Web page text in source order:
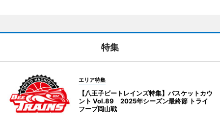
特集
エリア特集
【八王子ビートレインズ特集】バスケットカウ
ント Vol.89 2025年シーズン最終節 トライ
フープ岡山戦